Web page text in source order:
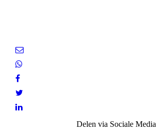
Delen via Sociale Media